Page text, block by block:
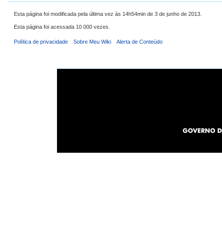
Esta página foi modificada pela última vez às 14h54min de 3 de junho de 2013.
Esta página foi acessada 10 000 vezes.
Política de privacidade Sobre Meu Wiki Alerta de Conteúdo